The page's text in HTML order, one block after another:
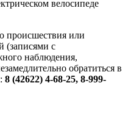
велосипеде
происшествия или
(записями с
наблюдения,
обратиться в
8 (42622) 4-68-25, 8-999-